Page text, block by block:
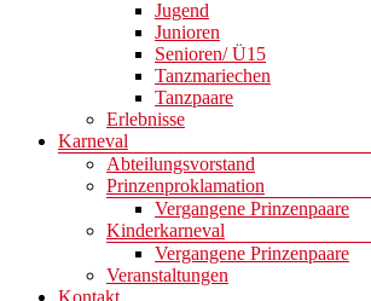
Jugend
Junioren
Senioren/ Ü15
Tanzmariechen
Tanzpaare
Erlebnisse
Karneval
Abteilungsvorstand
Prinzenproklamation
Vergangene Prinzenpaare
Kinderkarneval
Vergangene Prinzenpaare
Veranstaltungen